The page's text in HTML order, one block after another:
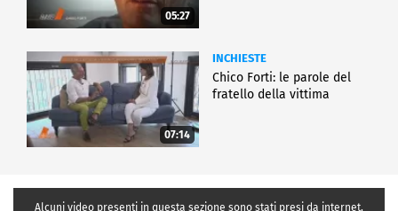
05:27
07:14
INCHIESTE
Chico Forti: le parole del
fratello della vittima
Alcuni video presenti in questa sezione sono stati presi da internet,